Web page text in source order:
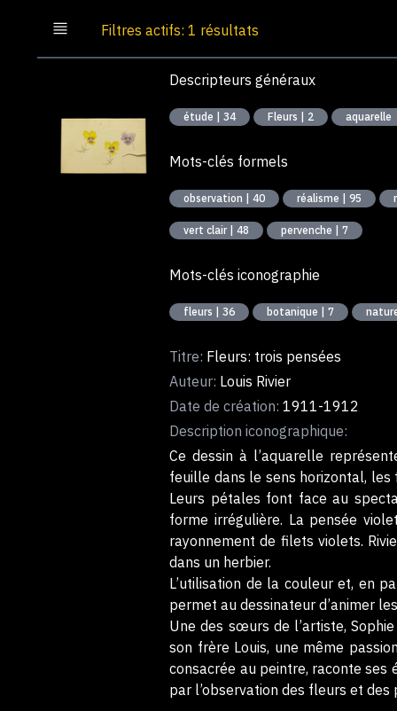
Filtres actifs: 1 résultats
Descripteurs généraux
étude | 34 Fleurs | 2 aquarelle
Mots-clés formels
observation | 40 réalisme | 95
vert clair | 48 pervenche | 7
Mots-clés iconographie
fleurs | 36 botanique | 7
Titre: Fleurs: trois pensées
Auteur: Louis Rivier
Date de création: 1911-1912
Description iconographique:
Ce dessin à l’aquarelle
feuille dans le sens horizontal, les
Leurs pétales font face au
forme irrégulière. La pensée
rayonnement de filets violets.
dans un herbier.
L’utilisation de la couleur et, en
permet au dessinateur d’animer
Une des sœurs de l’artiste,
son frère Louis, une même
consacrée au peintre, raconte ses
par l’observation des fleurs et des